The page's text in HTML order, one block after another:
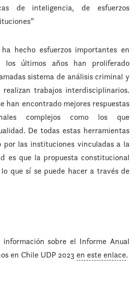
de inteligencia, de esfuerzos
hecho esfuerzos importantes en
últimos años han proliferado
sistema de análisis criminal y
trabajos interdisciplinarios.
han encontrado mejores respuestas
complejos como los que
De todas estas herramientas
por las instituciones vinculadas a la
es que la propuesta constitucional
que sí se puede hacer a través de
información sobre el Informe Anual
en Chile UDP 2023 en este enlace.